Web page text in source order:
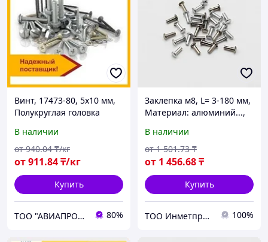
Винт, 17473-80, 5х10 мм,
Полукруглая головка
В наличии
от911.84₸/кг
от 940.04 ₸/кг
Купить
ТОО "АВИАПРОМСТАЛЬ" 80%
Заклепка м8, L= 3-180 мм,
Материал: алюминий...,
В наличии
от 1 456.68₸
от 1 501.73 ₸
Купить
ТОО Инметпром 100%